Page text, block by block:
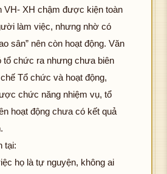
VH- XH chậm được kiện toàn
làm việc, nhưng nhờ có
sân” nên còn hoạt động. Văn
tổ chức ra nhưng chưa biên
Tổ chức và hoạt động,
chức năng nhiệm vụ, tổ
hoạt động chưa có kết quả
tại:
họ là tự nguyện, không ai